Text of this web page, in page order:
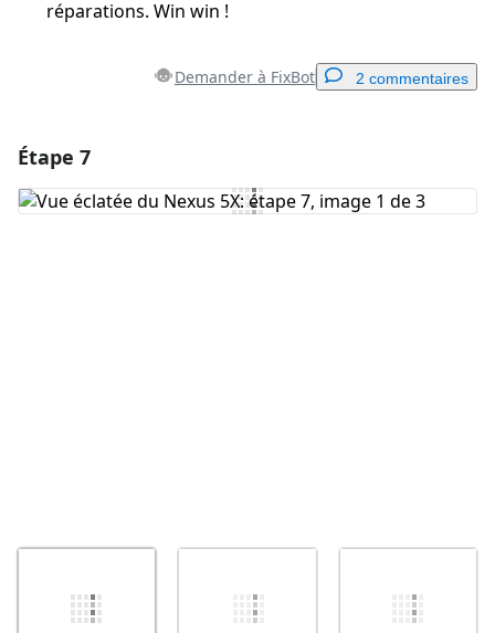
réparations. Win win !
Demander à FixBot 2 commentaires
Ajouter un commentaire
Étape 7